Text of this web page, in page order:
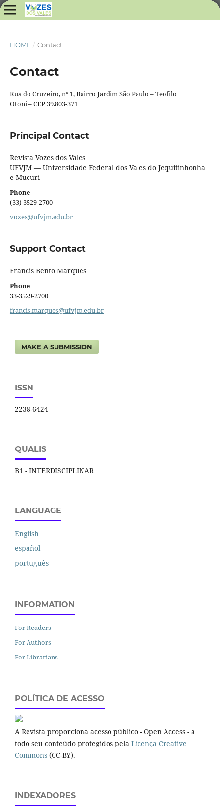
HOME / Contact
Contact
Rua do Cruzeiro, nº 1, Bairro Jardim São Paulo – Teófilo
Otoni – CEP 39.803-371
Principal Contact
Revista Vozes dos Vales
UFVJM — Universidade Federal dos Vales do Jequitinhonha
e Mucuri
Phone
(33) 3529-2700
vozes@ufvjm.edu.br
Support Contact
Francis Bento Marques
Phone
33-3529-2700
francis.marques@ufvjm.edu.br
MAKE A SUBMISSION
ISSN
2238-6424
QUALIS
B1 - INTERDISCIPLINAR
LANGUAGE
English
español
português
INFORMATION
For Readers
For Authors
For Librarians
POLÍTICA DE ACESSO
A Revista proporciona acesso público - Open Access - a
todo seu conteúdo protegidos pela Licença Creative
Commons (CC-BY).
INDEXADORES